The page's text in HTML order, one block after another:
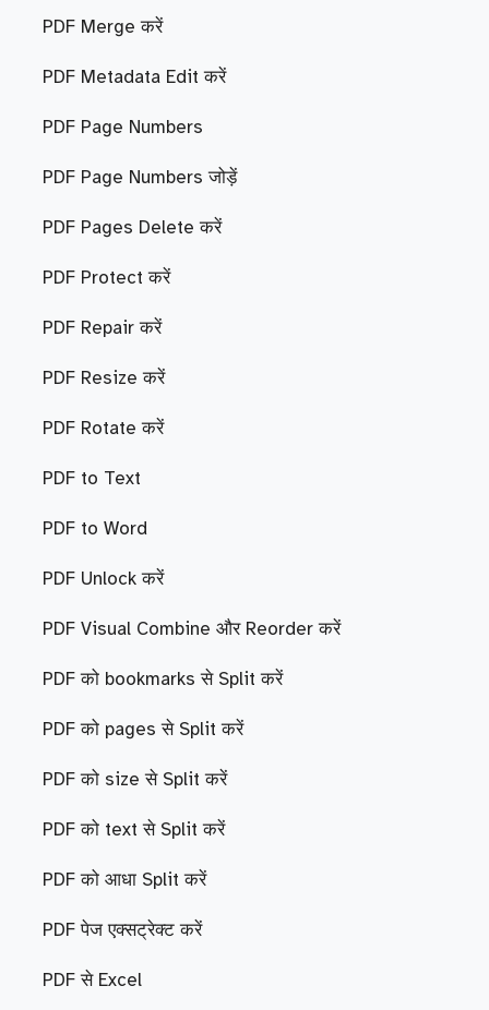
PDF Merge करें
PDF Metadata Edit करें
PDF Page Numbers
PDF Page Numbers जोड़ें
PDF Pages Delete करें
PDF Protect करें
PDF Repair करें
PDF Resize करें
PDF Rotate करें
PDF to Text
PDF to Word
PDF Unlock करें
PDF Visual Combine और Reorder करें
PDF को bookmarks से Split करें
PDF को pages से Split करें
PDF को size से Split करें
PDF को text से Split करें
PDF को आधा Split करें
PDF पेज एक्सट्रेक्ट करें
PDF से Excel